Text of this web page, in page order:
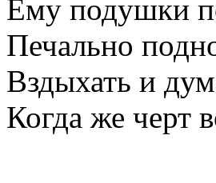
Ему подушки
Печально
Вздыхать и
Когда же черт